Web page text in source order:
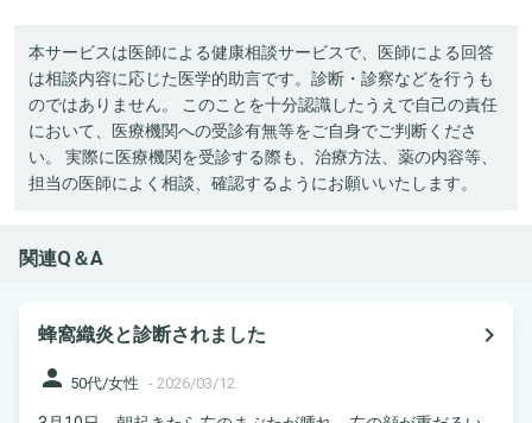
本サービスは医師による健康相談サービスで、医師による回答
は相談内容に応じた医学的助言です。診断・診察などを行うも
のではありません。 このことを十分認識したうえで自己の責任
において、医療機関への受診有無等をご自身でご判断くださ
い。 実際に医療機関を受診する際も、治療方法、薬の内容等、
担当の医師によく相談、確認するようにお願いいたします。
関連Q＆A
蜂窩織炎と診断されました
navigate_next
person 50代/女性 - 2026/03/12